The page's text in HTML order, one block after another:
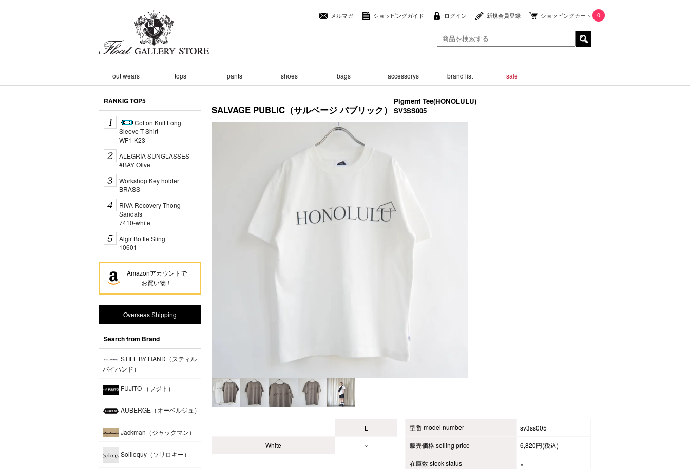
メルマガ ショッピングガイド ログイン 新規会員登録 ショッピングカート 0
out wears tops pants shoes bags accessorys brand list sale
RANKIG TOP5
Cotton Knit Long
Sleeve T-Shirt
WF1-K23
ALEGRIA SUNGLASSES
#BAY Olive
Workshop Key holder
BRASS
RIVA Recovery Thong
Sandals
7410-white
Algir Bottle Sling
10601
Amazonアカウントで
お買い物！
Overseas Shipping
Search from Brand
STILL BY HAND（スティル
バイハンド）
FUJITO （フジト）
AUBERGE（オーベルジュ）
Jackman（ジャックマン）
Soliloquy（ソリロキー）
SALVAGE PUBLIC（サルベージ パブリック）
Pigment Tee(HONOLULU)
SV3SS005
L
White
×
型番 model number
sv3ss005
販売価格 selling price
6,820円(税込)
在庫数 stock status ×